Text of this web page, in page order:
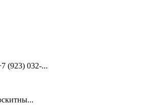
(923) 032-...